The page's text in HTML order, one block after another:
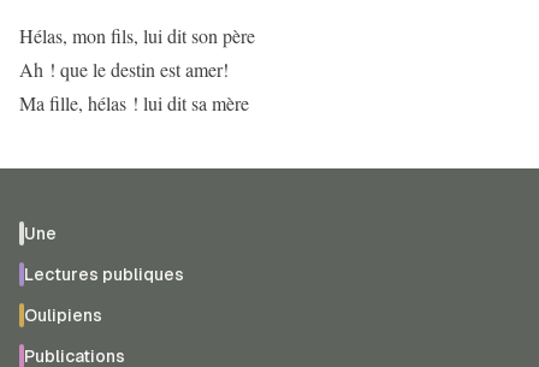
Hélas, mon fils, lui dit son père
Ah ! que le destin est amer!
Ma fille, hélas ! lui dit sa mère
Une
Lectures publiques
Oulipiens
Publications